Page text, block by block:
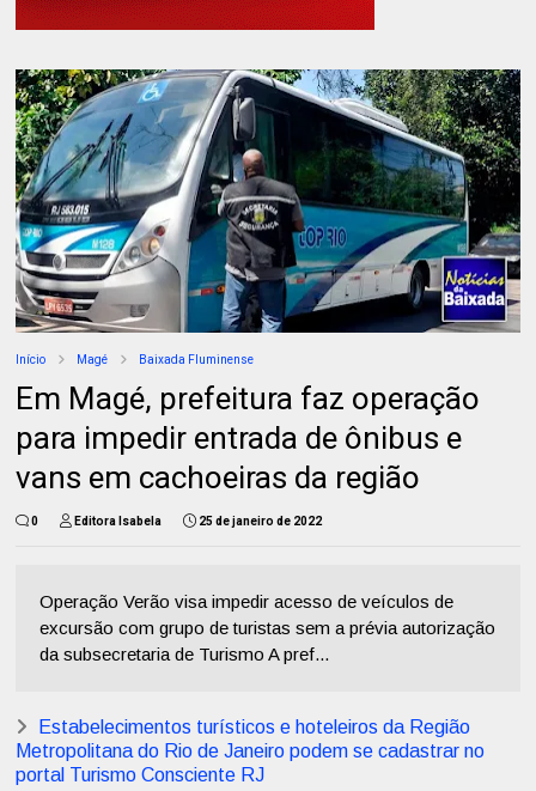
Início Magé Baixada Fluminense
Em Magé, prefeitura faz operação
para impedir entrada de ônibus e
vans em cachoeiras da região
0 Editora Isabela 25 de janeiro de 2022
Operação Verão visa impedir acesso de veículos de
excursão com grupo de turistas sem a prévia autorização
da subsecretaria de Turismo A pref...
Estabelecimentos turísticos e hoteleiros da Região
Metropolitana do Rio de Janeiro podem se cadastrar no
portal Turismo Consciente RJ